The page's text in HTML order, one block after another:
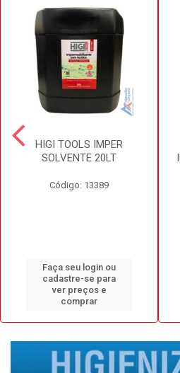
HIGI TOOLS IMPER
SOLVENTE 20LT
Código: 13389
Faça seu login ou
cadastre-se para
ver preços e
comprar